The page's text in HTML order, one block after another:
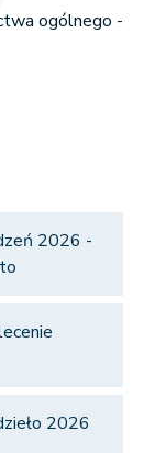
ogólnego -
2026 -
2026